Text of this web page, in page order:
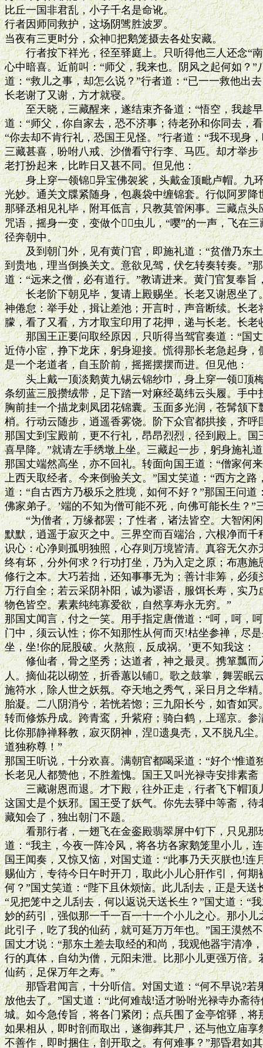
比丘一国非君乱，小子千名是命讹。
行者因师同救护，这场阴骘胜波罗。
当夜有三更时分，众神把鹅笼摄去各处安藏。
行者按下祥光，径至驿庭上。只听得他三人还念“南
心中暗喜。近前叫：“师父，我来也。阴风之起何如？”
道：“救儿之事，却怎么说？”行者道：“已一一救他出
长老谢了又谢，方才就寝。
至天晓，三藏醒来，遂结束齐备道：“悟空，我趁早
道：“师父，你自家去，恐不济事；待老孙和你同去，
“你去却不肯行礼，恐国王见怪。”行者道：“我不现身
三藏甚喜，吩咐八戒、沙僧看守行李、马匹。却才举
老打扮起来，比昨日又甚不同。但见他：
身上穿一领锦异宝佛袈裟，头戴金顶毗卢帽。九环
光妙。通关文牒紧随身，包裹袋中缠锦套。行似阿罗降
那驿丞相见礼毕，附耳低言，只教莫管闲事。三藏点
咒语，摇身一变，变做个虫儿，“嘤”的一声，飞在
径奔朝中。
及到朝门外，见有黄门官，即施礼道：“贫僧乃东土
到贵地，理当倒换关文。意欲见驾，伏乞转奏转奏。”
道：“远来之僧，必有道行。”教请进来。黄门官复奉旨
长老阶下朝见毕，复请上殿赐坐。长老又谢恩坐了
神倦怠：举手处，揖让差池；开言时，声音断续。长
朦，看了又看，方才取宝印用了花押，递与长老。长老
那国王正要问取经原因，只听得当驾官奏道：“国丈
近侍小宦，挣下龙床，躬身迎接。慌得那长老急起身
是一个老道者，自玉阶前，摇摇摆摆而进。但见他：
头上戴一顶淡鹅黄九锡云锦纱巾，身上穿一领顶梅
条纫蓝三股攒绒带，足下踏一对麻经葛纬云头履。手
胸前挂一个描龙刺凤团花锦囊。玉面多光润，苍髯颔
梢。行动云随步，逍遥香雾饶。阶下众官都拱接，齐呼
那国丈到宝殿前，更不行礼，昂昂烈烈，径到殿上。国
喜早降。”就请左手绣墩上坐。三藏起一步，躬身施礼
那国丈端然高坐，亦不回礼。转面向国王道：“僧家何
上西天取经者。今来倒验关文。”国丈笑道：“西方之路
道：“自古西方乃极乐之胜境，如何不好？”那国王问道
佛家弟子。’端的不知为僧可能不死，向佛可能长生？”
“为僧者，万缘都罢；了性者，诸法皆空。大智闲闲
默默，逍遥于寂灭之中。三界空而百端治，六根净而
识心：心净则孤明独照，心存则万境皆清。真容无欠
终有坏，分外何求？行功打坐，乃为入定之原；布惠施
修行之本。大巧若拙，还知事事无为；善计非筹，必
万行自全；若云采阴补阳，诚为谬语，服饵长寿，实
物色皆空。素素纯纯寡爱欲，自然享寿永无穷。”
那国丈闻言，付之一笑。用手指定唐僧道：“呵，呵，
门中，须云认性；你不知那性从何而灭!枯坐参禅，尽
坐，坐!你的屁股破。火熬煎，反成祸。’更不知我这：
修仙者，骨之坚秀；达道者，神之最灵。携箪瓢而
人。摘仙花以砌笠，折香蕙以铺。歌之鼓掌，舞罢眠
施符水，除人世之妖氛。夺天地之秀气，采日月之华
胎凝。二八阴消兮，若恍若惚；三九阳长兮，如杳如
转而修炼丹成。跨青鸾，升紫府；骑白鹤，上瑶京。
比你那静禅释教，寂灭阴神，涅遗臭壳，又不脱凡尘
道独称尊！”
那国王听说，十分欢喜。满朝官都喝采道：“好个‘惟道
长老见人都赞他，不胜羞愧。国王又叫光禄寺安排素
三藏谢恩而退。才下殿，往外正走，行者飞下帽顶
这国丈是个妖邪。国王受了妖气。你先去驿中等斋，待
藏知会了，独出朝门不题。
看那行者，一翅飞在金銮殿翡翠屏中钉下，只见那
道：“我主，今夜一阵冷风，将各坊各家鹅笼里小儿，
国王闻奏，又惊又恼，对国丈道：“此事乃天灭朕也!连
赐仙方，专待今日午时开刀，取此小儿心肝作引，何
何？”国丈笑道：“陛下且休烦恼。此儿刮去，正是天送
“见把笼中之儿刮去，何以返说天送长生？”国丈道：“
妙的药引，强似那一千一百一十一个小儿之心。那小
此引子，吃了我的仙药，就可延万万年也。”国王漠然
国丈才说：“那东土差去取经的和尚，我观他器宇清净
行的真体，自幼为僧，元阳未泄。比那小儿更强万倍
仙药，足保万年之寿。”
那昏君闻言，十分听信。对国丈道：“何不早说?若
放他去了。”国丈道：“此何难哉!适才吩咐光禄寺办斋
城。如今急传旨，将各门紧闭；点兵围了金亭馆驿，
如果相从，即时剖而取出，遂御葬其尸，还与他立庙
不善作，即时捆住，剖开取之。有何难事？”那昏君如